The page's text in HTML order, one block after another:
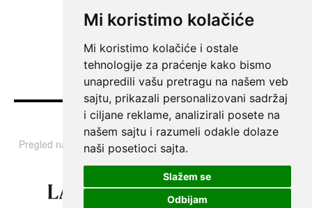
Mi koristimo kolačiće
Mi koristimo kolačiće i ostale
tehnologije za praćenje kako bismo
unapredili vašu pretragu na našem veb
sajtu, prikazali personalizovani sadržaj
i ciljane reklame, analizirali posete na
našem sajtu i razumeli odakle dolaze
naši posetioci sajta.
Slažem se
Odbijam
Vesti
Pregled najvažnijih informacija i tema iz Srbije, regiona i sveta.